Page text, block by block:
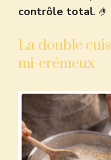
contrôle total. 🤌
La double
mi-crémeux